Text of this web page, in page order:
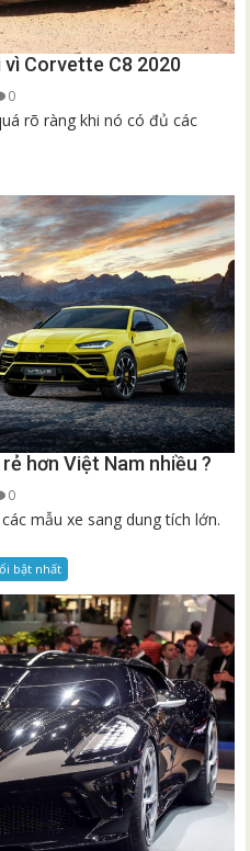
vì Corvette C8 2020
0
rõ ràng khi nó có đủ các
hơn Việt Nam nhiều ?
0
mẫu xe sang dung tích lớn.
bật nhất